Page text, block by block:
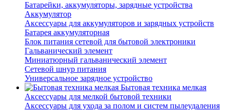
Батарейки, аккумуляторы, зарядные устройства
Аккумулятор
Аксессуары для аккумуляторов и зарядных устройств
Батарея аккумуляторная
Блок питания сетевой для бытовой электроники
Гальванический элемент
Миниатюрный гальванический элемент
Сетевой шнур питания
Универсальное зарядное устройство
Бытовая техника мелкая
Аксессуары для мелкой бытовой техники
Аксессуары для ухода за полом и систем пылеудаления